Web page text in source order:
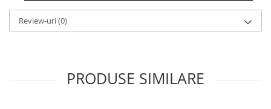
Review-uri(0)
PRODUSE SIMILARE